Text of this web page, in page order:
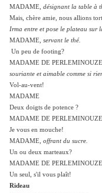
MADAME, désignant la table à
Mais, chère amie, nous allions
Irma entre et pose le plateau sur
MADAME, servant le thé.
Un peu de footing?
MADAME DE PERLEMINOUZE
souriante et aimable comme si
Vol-au-vent!
MADAME
Deux doigts de potence ?
MADAME DE PERLEMINOUZE
Je vous en mouche!
MADAME, offrant du sucre.
Un ou deux marteaux?
MADAME DE PERLEMINOUZE
Un seul, s'il vous plaît!
Rideau